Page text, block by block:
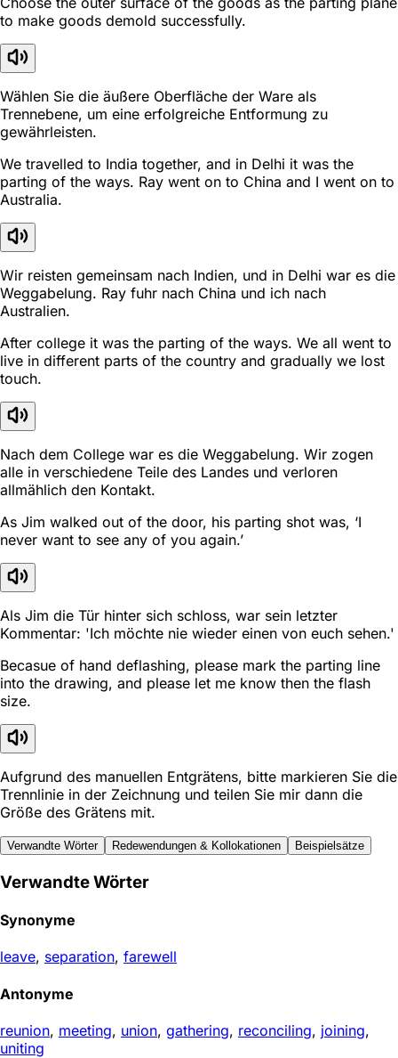
to make goods demold successfully.
Wählen Sie die äußere Oberfläche der Ware als
Trennebene, um eine erfolgreiche Entformung zu
gewährleisten.
We travelled to India together, and in Delhi it was the
parting of the ways. Ray went on to China and I went on to
Australia.
Wir reisten gemeinsam nach Indien, und in Delhi war es die
Weggabelung. Ray fuhr nach China und ich nach
Australien.
After college it was the parting of the ways. We all went to
live in different parts of the country and gradually we lost
touch.
Nach dem College war es die Weggabelung. Wir zogen
alle in verschiedene Teile des Landes und verloren
allmählich den Kontakt.
As Jim walked out of the door, his parting shot was, ‘I
never want to see any of you again.’
Als Jim die Tür hinter sich schloss, war sein letzter
Kommentar: 'Ich möchte nie wieder einen von euch sehen.'
Becasue of hand deflashing, please mark the parting line
into the drawing, and please let me know then the flash
size.
Aufgrund des manuellen Entgrätens, bitte markieren Sie die
Trennlinie in der Zeichnung und teilen Sie mir dann die
Größe des Grätens mit.
Verwandte Wörter Redewendungen & Kollokationen Beispielsätze
Verwandte Wörter
Synonyme
leave, separation, farewell
Antonyme
reunion, meeting, union, gathering, reconciling, joining,
uniting